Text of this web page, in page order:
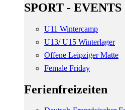
SPORT - EVENTS
U11 Wintercamp
U13/ U15 Winterlager
Offene Leipziger Matte
Female Friday
Ferienfreizeiten